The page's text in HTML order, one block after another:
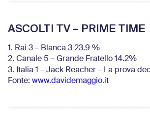
ASCOLTI TV – PRIME TIME
1. Rai 3 – Blanca 3 23.9 %
2. Canale 5 – Grande Fratello 14.2%
3. Italia 1 – Jack Reacher – La prova
Fonte: www.davidemaggio.it